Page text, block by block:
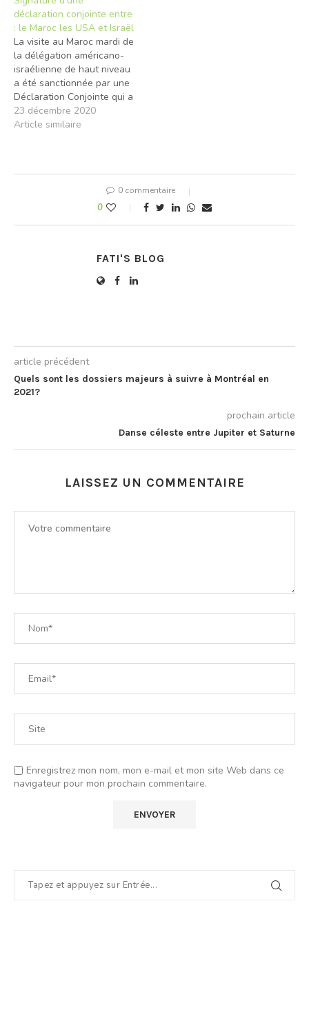
dernières décennies une
véritable porte d’entrée
pour l’Afrique. Mais depuis
quelques mois, le Royaume
a pris une dimension
nouvelle dans l’échiquier
continental.…
déclaration conjointe entre
: le Maroc les USA et Israël
La visite au Maroc mardi de
la délégation américano-
israélienne de haut niveau
a été sanctionnée par une
Déclaration Conjointe qui a
mis l’accent sur l’ouverture
d’une ère nouvelle dans
23 décembre 2020
Article similaire
0 commentaire
0
FATI'S BLOG
article précédent
Quels sont les dossiers majeurs à suivre à Montréal en
2021?
prochain article
Danse céleste entre Jupiter et Saturne
LAISSEZ UN COMMENTAIRE
Enregistrez mon nom, mon e-mail et mon site Web dans ce
navigateur pour mon prochain commentaire.